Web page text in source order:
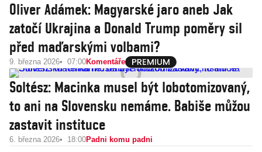
Oliver Adámek: Magyarské jaro aneb Jak
zatočí Ukrajina a Donald Trump poměry sil
před maďarskými volbami?
9. března 2026 07:00Komentáře
Soltész: Macinka musel být lobotomizovaný,
to ani na Slovensku nemáme. Babiše můžou
zastavit instituce
6. března 2026 18:00Padni komu padni